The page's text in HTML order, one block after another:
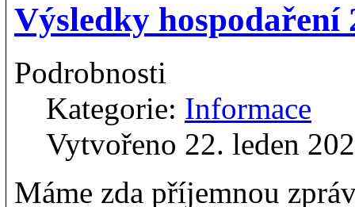
Výsledky hospodaření
Podrobnosti
Kategorie: Informace
Vytvořeno 22. leden
Máme zda příjemnou